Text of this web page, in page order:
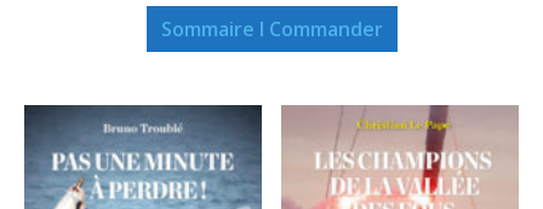
Sommaire I Commander